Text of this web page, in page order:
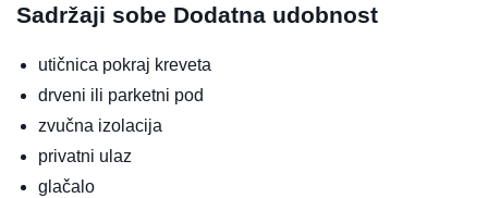
Sadržaji sobe Dodatna udobnost
utičnica pokraj kreveta
drveni ili parketni pod
zvučna izolacija
privatni ulaz
glačalo